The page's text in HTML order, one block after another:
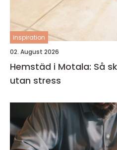
inspiration
02. August 2026
Hemstäd i Motala: Så
utan stress